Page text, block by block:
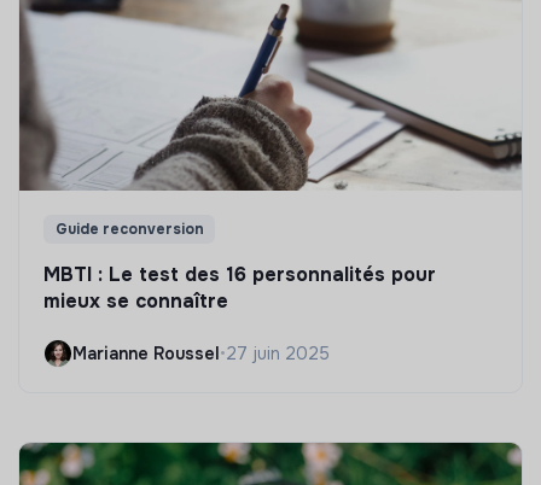
Guide reconversion
MBTI : Le test des 16 personnalités pour
mieux se connaître
Marianne Roussel•27 juin 2025